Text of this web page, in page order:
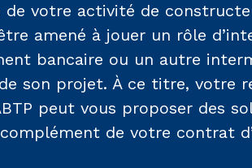
de votre activité de
amené à jouer un rôle
bancaire ou un autre
son projet. À ce titre, votre
peut vous proposer des
de votre contrat